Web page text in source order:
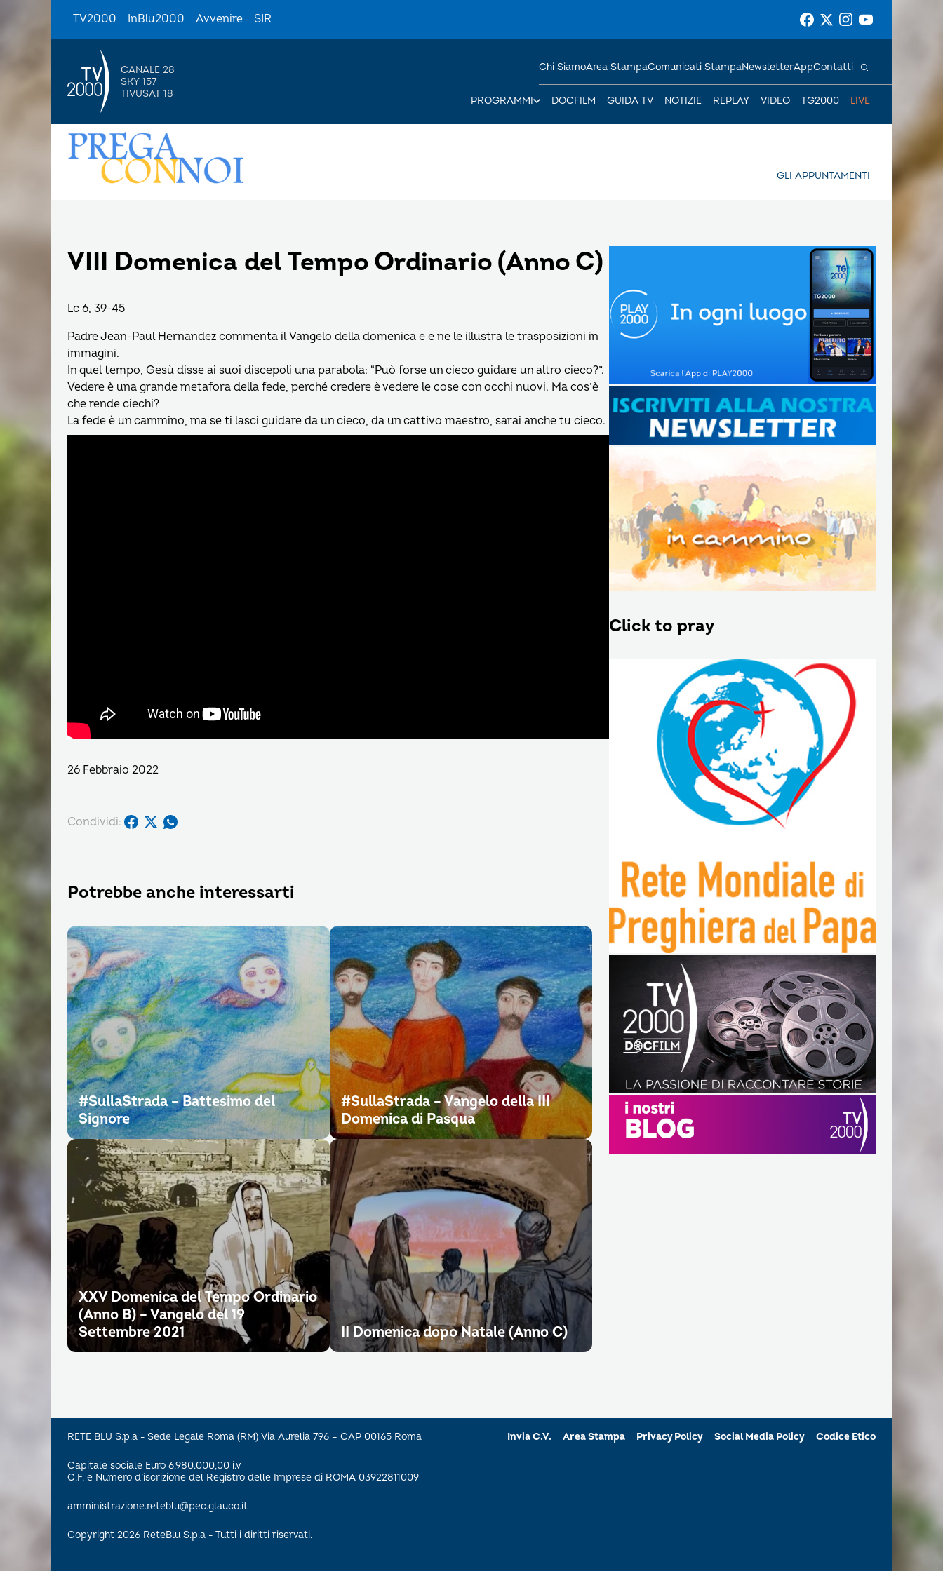
TV2000 InBlu2000 Avvenire SIR
CANALE 28
SKY 157
TIVUSAT 18
PROGRAMMI DOCFILM GUIDA TV NOTIZIE REPLAY VIDEO TG2000 LIVE
Chi SiamoArea StampaComunicati StampaNewsletterAppContatti
GLI APPUNTAMENTI
VIII Domenica del Tempo Ordinario (Anno C)
Lc 6, 39-45
Padre Jean-Paul Hernandez commenta il Vangelo della domenica e e ne le illustra le trasposizioni in
immagini.
In quel tempo, Gesù disse ai suoi discepoli una parabola: “Può forse un cieco guidare un altro cieco?”.
Vedere è una grande metafora della fede, perché credere è vedere le cose con occhi nuovi. Ma cos’è
che rende ciechi?
La fede è un cammino, ma se ti lasci guidare da un cieco, da un cattivo maestro, sarai anche tu cieco.
26 Febbraio 2022
Condividi:
Potrebbe anche interessarti
#SullaStrada – Battesimo del
Signore
#SullaStrada – Vangelo della III
Domenica di Pasqua
XXV Domenica del Tempo Ordinario
(Anno B) – Vangelo del 19
Settembre 2021
II Domenica dopo Natale (Anno C)
Click to pray
RETE BLU S.p.a - Sede Legale Roma (RM) Via Aurelia 796 – CAP 00165 Roma
Capitale sociale Euro 6.980.000,00 i.v
C.F. e Numero d’iscrizione del Registro delle Imprese di ROMA 03922811009
amministrazione.reteblu@pec.glauco.it
Copyright 2026 ReteBlu S.p.a - Tutti i diritti riservati.
Invia C.V. Area Stampa Privacy Policy Social Media Policy Codice Etico